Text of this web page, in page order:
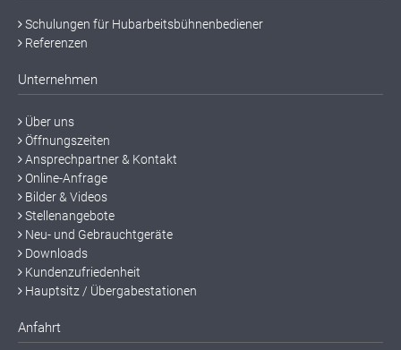
Schulungen für Hubarbeitsbühnenbediener
Referenzen
Unternehmen
Über uns
Öffnungszeiten
Ansprechpartner & Kontakt
Online-Anfrage
Bilder & Videos
Stellenangebote
Neu- und Gebrauchtgeräte
Downloads
Kundenzufriedenheit
Hauptsitz / Übergabestationen
Anfahrt